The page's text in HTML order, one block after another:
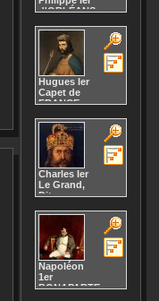
d'ORLÉANS
octobre 1773
26
Paris,
75, , ,
FRANCE,
palais-royal
Décès : 26
août 1850
Esher, ,
Surrey,
Angleterre,
GRANDE-
BRETAGNE,
château de
Claremont
Hugues Ier
Capet de
FRANCE
vers 941
44
Décès :
octobre 996
Charles Ier
Le Grand,
Dit
CAROLINGIENS
Naissance :
747
32
Décès : 814
Napoléon
1er
BONAPARTE